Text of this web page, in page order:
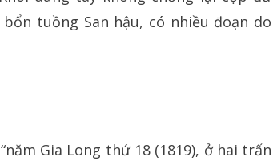
tuồng San hậu, có nhiều đoạn do
Gia Long thứ 18 (1819), ở hai trấn